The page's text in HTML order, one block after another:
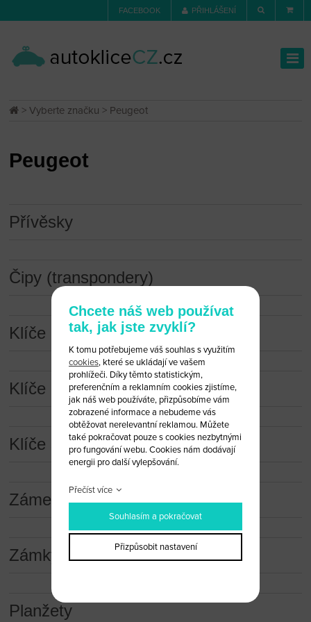
FACEBOOK PŘIHLÁŠENÍ
>Vyberte značku > Peugeot
Peugeot
Přívěsky
Čipy (transpondery)
Klíče a dálková ovládání
Klíče a dálková ovládání (obaly)
Klíče s čipem
Zámečnické nástroje
Zámky
Planžety
Chcete náš web používat
tak, jak jste zvyklí?
K tomu potřebujeme váš souhlas s využitím
cookies, které se ukládají ve vašem
prohlížeči. Díky těmto statistickým,
preferenčním a reklamním cookies zjistíme,
jak náš web používáte, přizpůsobíme vám
zobrazené informace a nebudeme vás
obtěžovat nerelevantní reklamou. Můžete
také pokračovat pouze s cookies nezbytnými
pro fungování webu. Cookies nám dodávají
energii pro další vylepšování.
Přečíst více
Souhlasím a pokračovat
Přizpůsobit nastavení